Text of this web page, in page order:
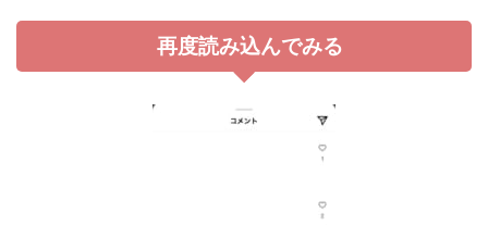
再度読み込んでみる